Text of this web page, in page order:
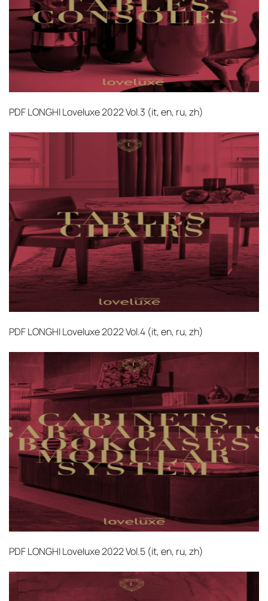
PDFLONGHI Loveluxe 2022 Vol.3 (it, en, ru, zh)‎
PDFLONGHI Loveluxe 2022 Vol.4 (it, en, ru, zh)‎
PDFLONGHI Loveluxe 2022 Vol.5 (it, en, ru, zh)‎